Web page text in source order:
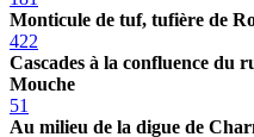
Monticule de tuf, tufière de
422
Cascades à la confluence du
Mouche
51
Au milieu de la digue de